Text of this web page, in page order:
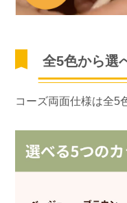
全5色から選
コーズ両面仕様は全5